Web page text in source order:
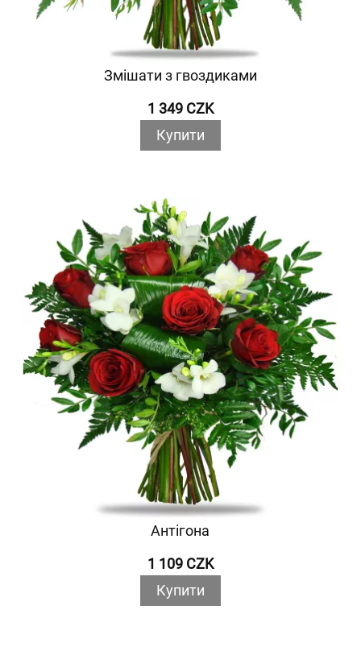
Змішати з гвоздиками
1 349 CZK
Купити
Антігона
1 109 CZK
Купити